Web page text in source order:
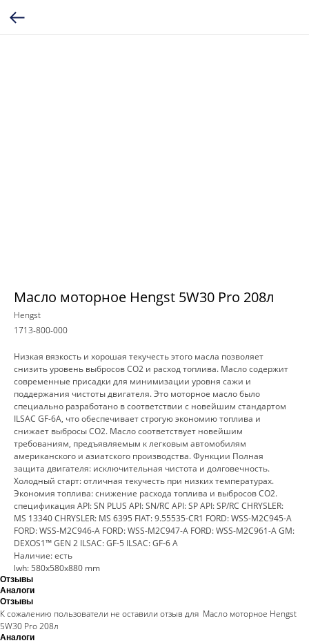
Масло моторное Hengst 5W30 Pro 208л
Hengst
1713-800-000
Низкая вязкость и хорошая текучесть этого масла позволяет
снизить уровень выбросов CO2 и расход топлива. Масло содержит
современные присадки для минимизации уровня сажи и
поддержания чистоты двигателя. Это моторное масло было
специально разработано в соответствии с новейшим стандартом
ILSAC GF-6A, что обеспечивает строгую экономию топлива и
снижает выбросы CO2. Масло соответствует новейшим
требованиям, предъявляемым к легковым автомобилям
американского и азиатского производства. Функции Полная
защита двигателя: исключительная чистота и долговечность.
Холодный старт: отличная текучесть при низких температурах.
Экономия топлива: снижение расхода топлива и выбросов CO2.
спецификация API: SN PLUS API: SN/RC API: SP API: SP/RC CHRYSLER:
MS 13340 CHRYSLER: MS 6395 FIAT: 9.55535-CR1 FORD: WSS-M2C945-A
FORD: WSS-M2C946-A FORD: WSS-M2C947-A FORD: WSS-M2C961-A GM:
DEXOS1™ GEN 2 ILSAC: GF-5 ILSAC: GF-6 A
Наличие: есть
lwh: 580x580x880 mm
Отзывы
Аналоги
Отзывы
К сожалению пользователи не оставили отзыв для Масло моторное Hengst
5W30 Pro 208л
Аналоги